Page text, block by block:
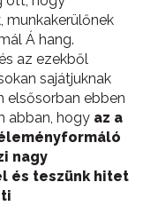
munkakerülőnek
Á hang.
az ezekből
sajátjuknak
elsősorban ebben
abban, hogy az a
nagy
és teszünk hitet